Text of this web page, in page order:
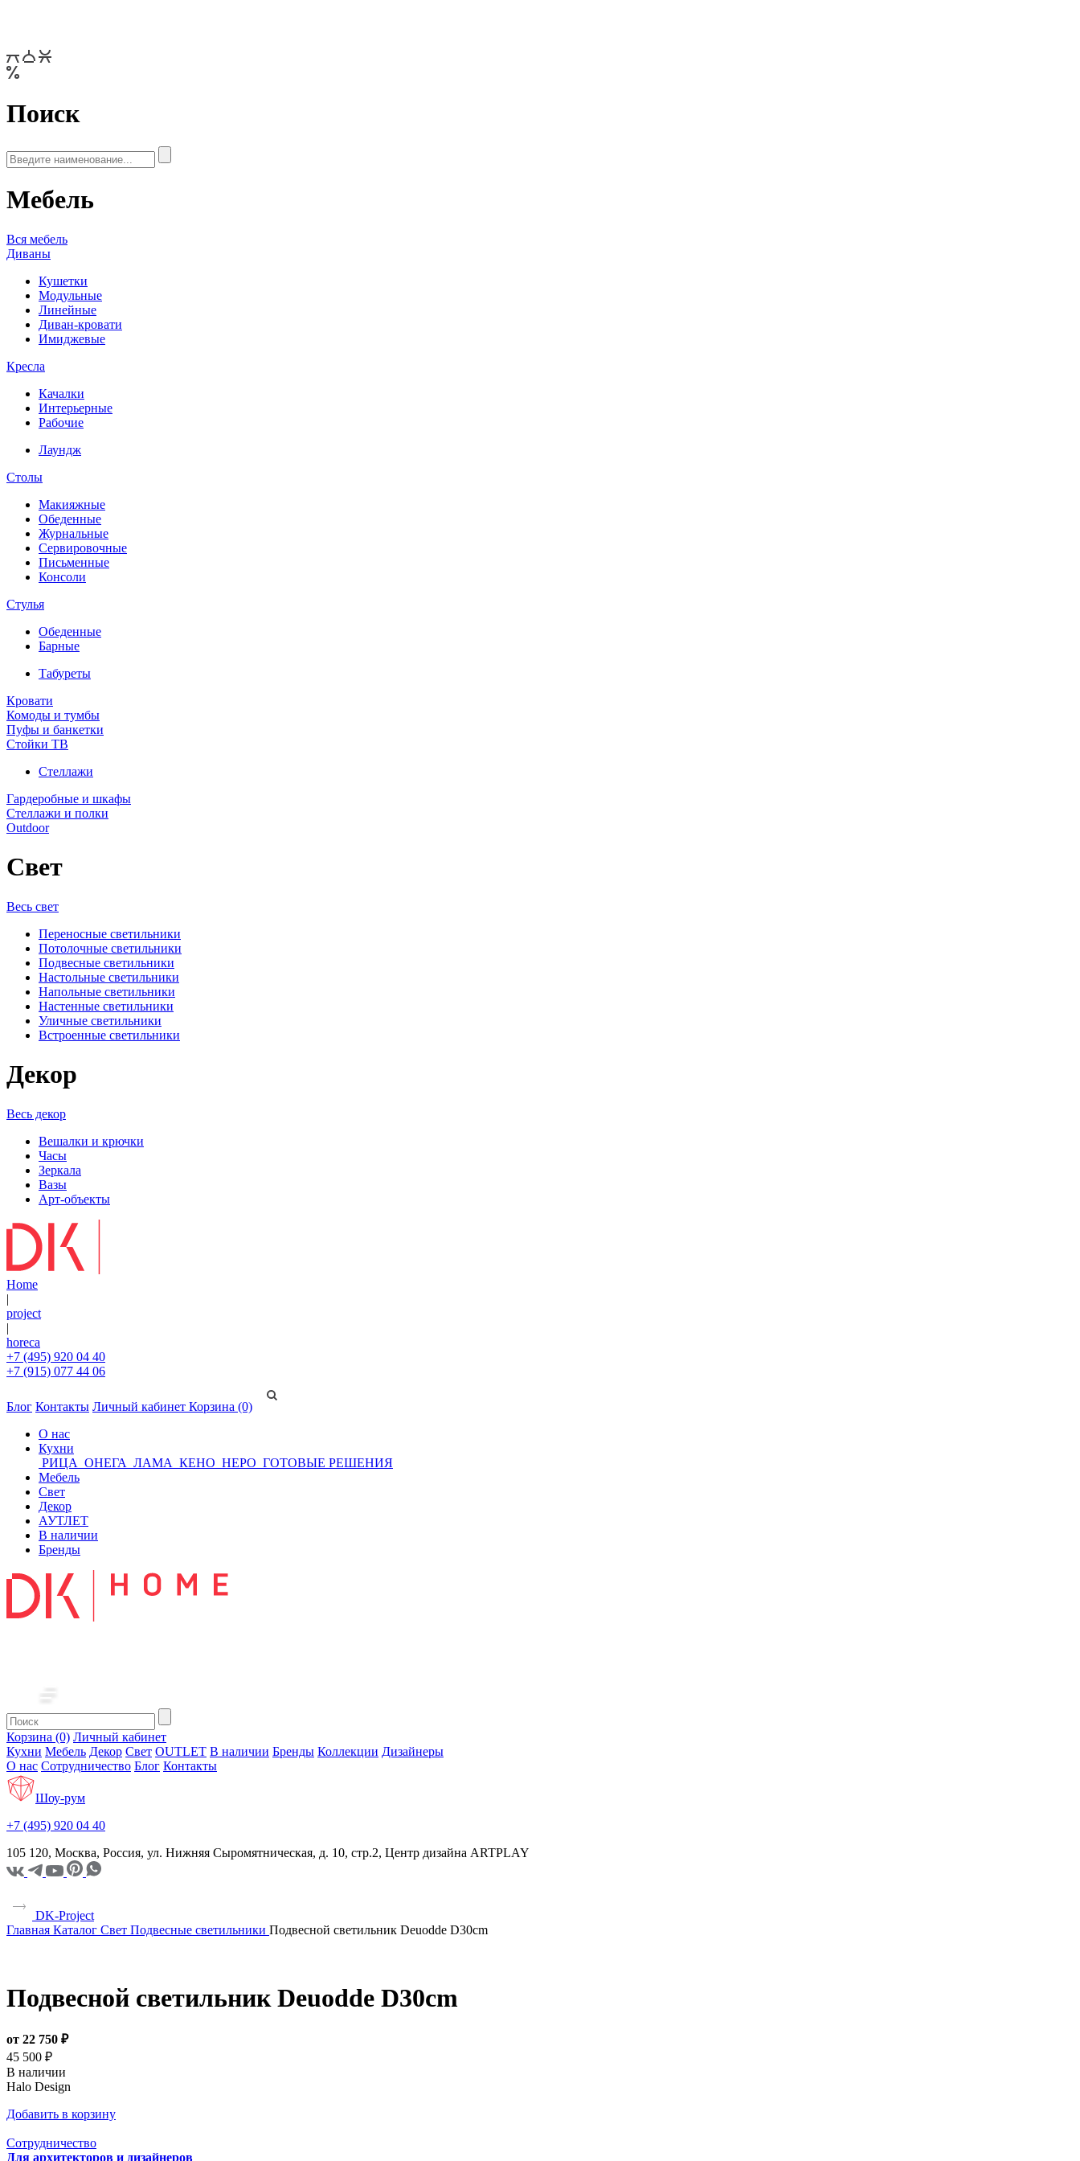
Поиск
Мебель
Вся мебель
Диваны
Кушетки
Модульные
Линейные
Диван-кровати
Имиджевые
Кресла
Качалки
Интерьерные
Рабочие
Лаундж
Столы
Макияжные
Обеденные
Журнальные
Сервировочные
Письменные
Консоли
Стулья
Обеденные
Барные
Табуреты
Кровати
Комоды и тумбы
Пуфы и банкетки
Стойки ТВ
Стеллажи
Гардеробные и шкафы
Стеллажи и полки
Outdoor
Свет
Весь свет
Переносные светильники
Потолочные светильники
Подвесные светильники
Настольные светильники
Напольные светильники
Настенные светильники
Уличные светильники
Встроенные светильники
Декор
Весь декор
Вешалки и крючки
Часы
Зеркала
Вазы
Арт-объекты
Home
|
project
|
horeca
+7 (495) 920 04 40
+7 (915) 077 44 06
Блог Контакты Личный кабинет Корзина (0)
О нас
Кухни
РИЦА ОНЕГА ЛАМА КЕНО НЕРО ГОТОВЫЕ РЕШЕНИЯ
Мебель
Свет
Декор
АУТЛЕТ
В наличии
Бренды
Корзина (0) Личный кабинет
Кухни Мебель Декор Свет OUTLET В наличии Бренды Коллекции Дизайнеры
О нас Сотрудничество Блог Контакты
Шоу-рум
+7 (495) 920 04 40
105 120, Москва, Россия, ул. Нижняя Сыромятническая, д. 10, стр.2, Центр дизайна ARTPLAY
DK-Project
Главная Каталог Свет Подвесные светильники Подвесной светильник Deuodde D30cm
Подвесной светильник Deuodde D30cm
от 22 750 ₽
45 500 ₽
В наличии
Halo Design
Добавить в корзину
Сотрудничество
Для архитекторов и дизайнеров